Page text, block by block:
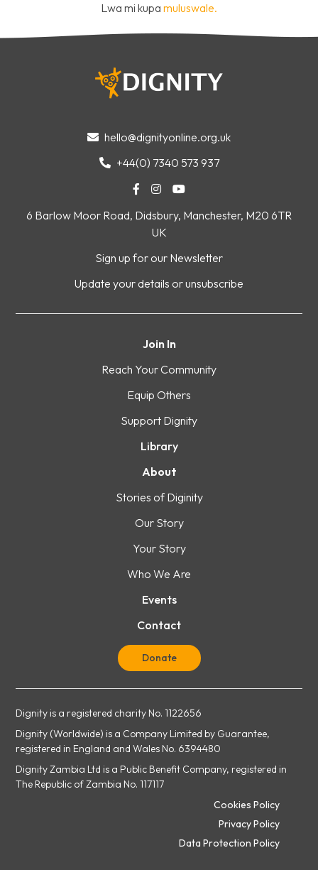
Lwa mi kupa muluswale.
 hello@dignityonline.org.uk
 +44(0) 7340 573 937
  
6 Barlow Moor Road, Didsbury, Manchester, M20 6TR
UK
Sign up for our Newsletter
Update your details or unsubscribe
Join In
Reach Your Community
Equip Others
Support Dignity
Library
About
Stories of Diginity
Our Story
Your Story
Who We Are
Events
Contact
Donate
Dignity is a registered charity No. 1122656
Dignity (Worldwide) is a Company Limited by Guarantee,
registered in England and Wales No. 6394480
Dignity Zambia Ltd is a Public Benefit Company, registered in
The Republic of Zambia No. 117117
Cookies Policy
Privacy Policy
Data Protection Policy